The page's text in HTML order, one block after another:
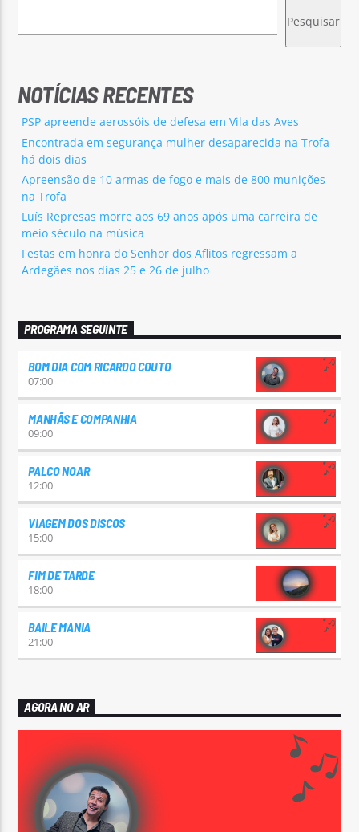
Pesquisar
NOTÍCIAS RECENTES
PSP apreende aerossóis de defesa em Vila das Aves
Encontrada em segurança mulher desaparecida na Trofa
há dois dias
Apreensão de 10 armas de fogo e mais de 800 munições
na Trofa
Luís Represas morre aos 69 anos após uma carreira de
meio século na música
Festas em honra do Senhor dos Aflitos regressam a
Ardegães nos dias 25 e 26 de julho
PROGRAMA SEGUINTE
BOM DIA COM RICARDO COUTO
07:00
MANHÃS E COMPANHIA
09:00
PALCO NOAR
12:00
VIAGEM DOS DISCOS
15:00
FIM DE TARDE
18:00
BAILE MANIA
21:00
AGORA NO AR